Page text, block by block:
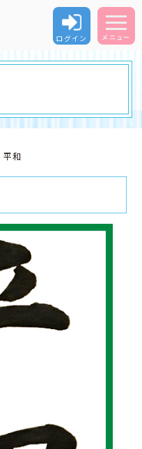
ログイン メニュー
平和